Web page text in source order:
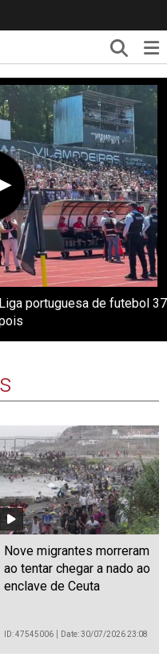
portuguesa de futebol 37
Nove migrantes morreram
ao tentar chegar a nado ao
enclave de Ceuta
ID: 47545006 Date: 30/07/2026 23:08